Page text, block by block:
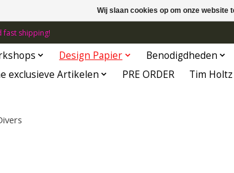
fast shipping!
Design Papier Benodigdheden
exclusieve Artikelen
PRE ORDER Tim Holtz
Wij slaan cookies op om onze website